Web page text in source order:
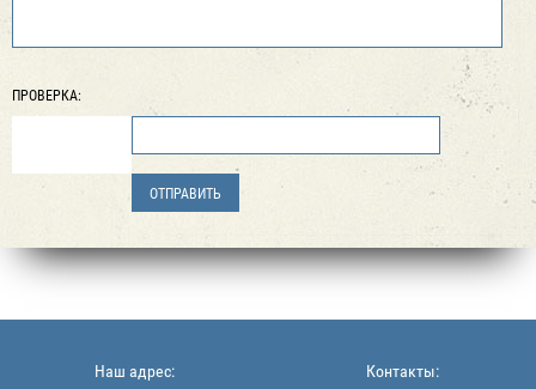
ПРОВЕРКА:
Наш адрес:
Контакты: